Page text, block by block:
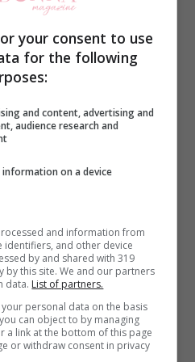
avevano lasciato
e Donne
fino a settembre
ha accettato di
Fratello Vip 2022.
nella casa, Luca
sentendo fortemente
Stando
conAntonella
Donnamaria che
la loro splendida
aveva palesato
your consent to use
for the following
and content, advertising and
audience research and
on a device
and information from
identifiers, and other device
by and shared with 319
by this site. We and our partners
data. List of partners.
personal data on the basis
can object to by managing
a link at the bottom of this page
or withdraw consent in privacy